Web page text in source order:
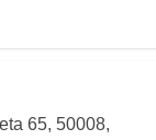
65, 50008,